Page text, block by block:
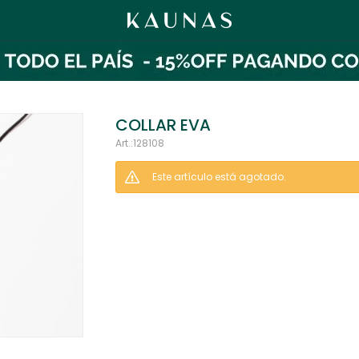
COLLAR EVA
128108
Este artículo está agotado.